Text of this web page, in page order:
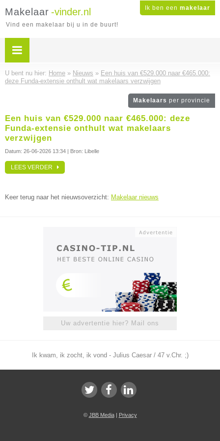
Ik ben een makelaar
Makelaar -vinder.nl
Vind een makelaar bij u in de buurt!
U bent nu hier: Home » Nieuws » Een huis van €529.000 naar €465.000:
deze Funda-extensie onthult wat makelaars verzwijgen
Makelaars per provincie
Een huis van €529.000 naar €465.000: deze
Funda-extensie onthult wat makelaars
verzwijgen
Datum: 26-06-2026 13:34 | Bron: Libelle
LEES VERDER
Keer terug naar het nieuwsoverzicht: Makelaar nieuws
Uw advertentie hier? Mail ons
Ik kwam, ik zocht, ik vond - Julius Caesar / 47 v.Chr. ;)
© JBB Media| Privacy